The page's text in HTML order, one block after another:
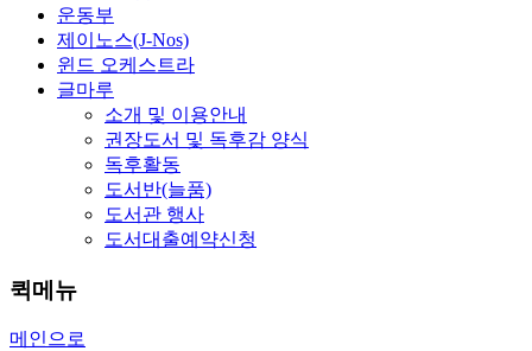
운동부
제이노스(J-Nos)
윈드 오케스트라
글마루
소개 및 이용안내
권장도서 및 독후감 양식
독후활동
도서반(늘품)
도서관 행사
도서대출예약신청
퀵메뉴
메인으로